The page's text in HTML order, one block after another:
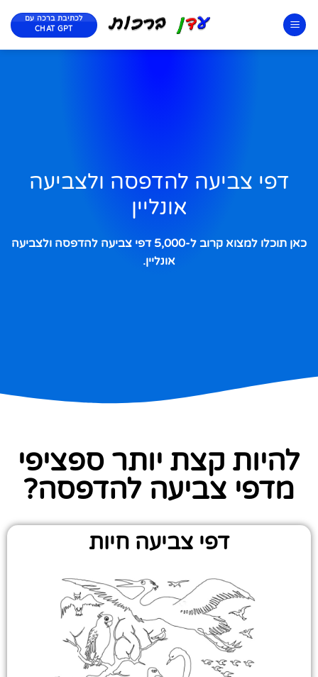
לכתיבת ברכה עם
CHAT GPT
דפי צביעה להדפסה ולצביעה
אונליין
כאן תוכלו למצוא קרוב ל-5,000 דפי צביעה להדפסה ולצביעה
אונליין.
להיות קצת יותר ספציפי
מדפי צביעה להדפסה?
דפי צביעה חיות